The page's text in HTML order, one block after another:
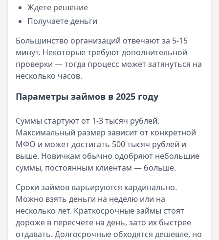
Ждете решение
Получаете деньги
Большинство организаций отвечают за 5-15
минут. Некоторые требуют дополнительной
проверки — тогда процесс может затянуться на
несколько часов.
Параметры займов в 2025 году
Суммы стартуют от 1-3 тысяч рублей.
Максимальный размер зависит от конкретной
МФО и может достигать 500 тысяч рублей и
выше. Новичкам обычно одобряют небольшие
суммы, постоянным клиентам — больше.
Сроки займов варьируются кардинально.
Можно взять деньги на неделю или на
несколько лет. Краткосрочные займы стоят
дороже в пересчете на день, зато их быстрее
отдавать. Долгосрочные обходятся дешевле, но